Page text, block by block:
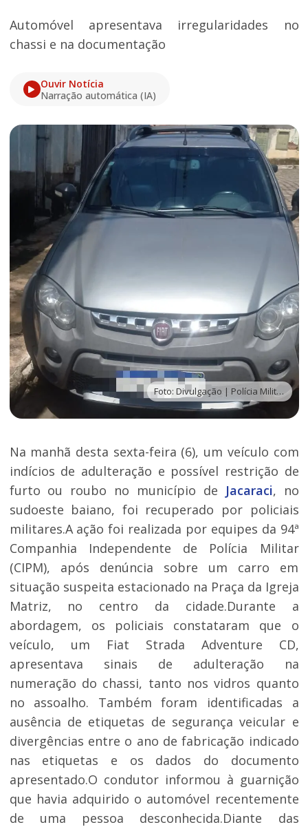
Automóvel apresentava irregularidades no
chassi e na documentação
Ouvir Notícia
Narração automática (IA)
Foto: Divulgação | Polícia Militar 94ªCIPM
Na manhã desta sexta-feira (6), um veículo com
indícios de adulteração e possível restrição de
furto ou roubo no município de Jacaraci, no
sudoeste baiano, foi recuperado por policiais
militares.A ação foi realizada por equipes da 94ª
Companhia Independente de Polícia Militar
(CIPM), após denúncia sobre um carro em
situação suspeita estacionado na Praça da Igreja
Matriz, no centro da cidade.Durante a
abordagem, os policiais constataram que o
veículo, um Fiat Strada Adventure CD,
apresentava sinais de adulteração na
numeração do chassi, tanto nos vidros quanto
no assoalho. Também foram identificadas a
ausência de etiquetas de segurança veicular e
divergências entre o ano de fabricação indicado
nas etiquetas e os dados do documento
apresentado.O condutor informou à guarnição
que havia adquirido o automóvel recentemente
de uma pessoa desconhecida.Diante das